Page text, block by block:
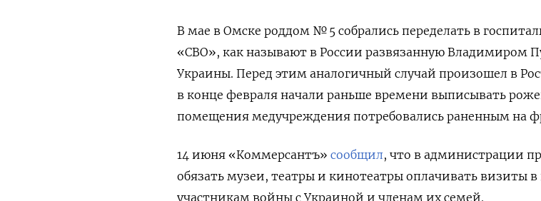
В мае в Омске роддом № 5 собрались переделать в
«СВО», как называют в России развязанную Владимиром
Украины. Перед этим аналогичный случай произошел в
в конце февраля начали раньше времени выписывать
помещения медучреждения потребовались раненным на
14 июня «Коммерсантъ» сообщил, что в администрации
обязать музеи, театры и кинотеатры оплачивать визиты в
участникам войны с Украиной и членам их семей.